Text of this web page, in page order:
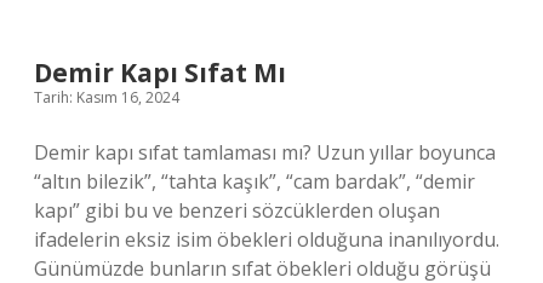
Demir Kapı Sıfat Mı
Tarih: Kasım 16, 2024
Demir kapı sıfat tamlaması mı? Uzun yıllar boyunca
“altın bilezik”, “tahta kaşık”, “cam bardak”, “demir
kapı” gibi bu ve benzeri sözcüklerden oluşan
ifadelerin eksiz isim öbekleri olduğuna inanılıyordu.
Günümüzde bunların sıfat öbekleri olduğu görüşü